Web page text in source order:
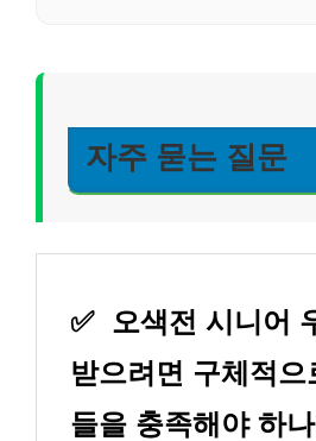
자주 묻는 질문
✅ 오색전 시니어
받으려면 구체적으
들을 충족해야 하